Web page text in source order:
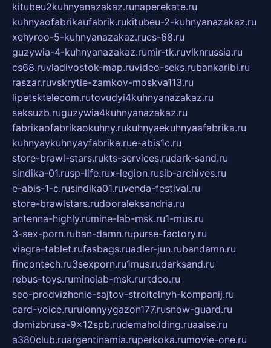
kitubeu2kuhnyanazakaz.runaperekate.ru
kuhnyaofabrikaufabrik.rukitubeu-2-kuhnyanazakaz.ru
xehyroo-5-kuhnyanazakaz.rucs-68.ru
guzywia-4-kuhnyanazakaz.rumir-tk.ruvlknrussia.ru
cs68.ruvladivostok-map.ruvideo-seks.rubankaribi.ru
raszar.ruvskrytie-zamkov-moskva113.ru
lipetsktelecom.rutovudyi4kuhnyanazakaz.ru
seksuzb.ruguzywia4kuhnyanazakaz.ru
fabrikaofabrikaokuhny.rukuhnyaekuhnyaafabrika.ru
kuhnyaykuhnyayfabrika.rue-abis1c.ru
store-brawl-stars.rukts-services.rudark-sand.ru
sindika-01.rusp-life.rux-legion.rusib-archives.ru
e-abis-1-c.rusindika01.ruvenda-festival.ru
store-brawlstars.rudooraleksandria.ru
antenna-highly.rumine-lab-msk.ru1-mus.ru
3-sex-porn.ruban-damn.rupurse-factory.ru
viagra-tablet.rufasbags.ruadler-jun.rubandamn.ru
fincontech.ru3sexporn.ru1mus.rudarksand.ru
rebus-toys.ruminelab-msk.rurtdco.ru
seo-prodvizhenie-sajtov-stroitelnyh-kompanij.ru
card-voice.rurulonnyygazon177.rusnow-guard.ru
domizbrusa-9x12spb.rudemaholding.ruaalse.ru
a380club.ruargentinamia.ruperkoka.rumovie-one.ru